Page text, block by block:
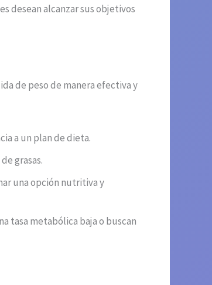
desean alcanzar sus objetivos
de peso de manera efectiva y
a un plan de dieta.
grasas.
una opción nutritiva y
tasa metabólica baja o buscan